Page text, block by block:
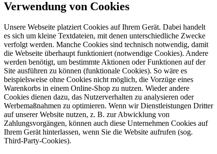
Verwendung von Cookies
Unsere Webseite platziert Cookies auf Ihrem Gerät. Dabei handelt
es sich um kleine Textdateien, mit denen unterschiedliche Zwecke
verfolgt werden. Manche Cookies sind technisch notwendig, damit
die Webseite überhaupt funktioniert (notwendige Cookies). Andere
werden benötigt, um bestimmte Aktionen oder Funktionen auf der
Site ausführen zu können (funktionale Cookies). So wäre es
beispielsweise ohne Cookies nicht möglich, die Vorzüge eines
Warenkorbs in einem Online-Shop zu nutzen. Wieder andere
Cookies dienen dazu, das Nutzerverhalten zu analysieren oder
Werbemaßnahmen zu optimieren. Wenn wir Dienstleistungen Dritter
auf unserer Website nutzen, z. B. zur Abwicklung von
Zahlungsvorgängen, können auch diese Unternehmen Cookies auf
Ihrem Gerät hinterlassen, wenn Sie die Website aufrufen (sog.
Third-Party-Cookies).